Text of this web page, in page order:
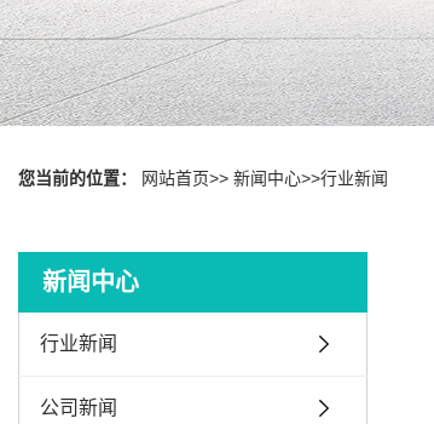
您当前的位置： 网站首页>> 新闻中心>>行业新闻
新闻中心
行业新闻
公司新闻